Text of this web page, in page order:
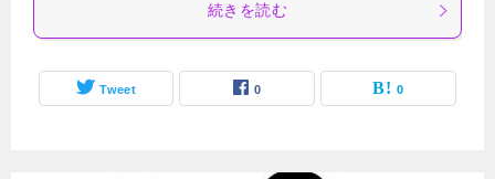
続きを読む
Tweet 0 0